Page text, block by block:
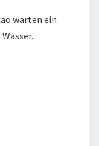
warten ein